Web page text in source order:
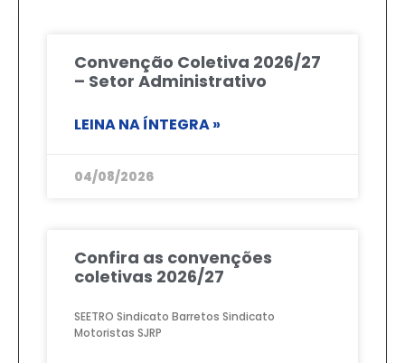
Convenção Coletiva 2026/27
– Setor Administrativo
LEINA NA ÍNTEGRA »
04/08/2026
Confira as convenções
coletivas 2026/27
SEETRO Sindicato Barretos Sindicato
Motoristas SJRP